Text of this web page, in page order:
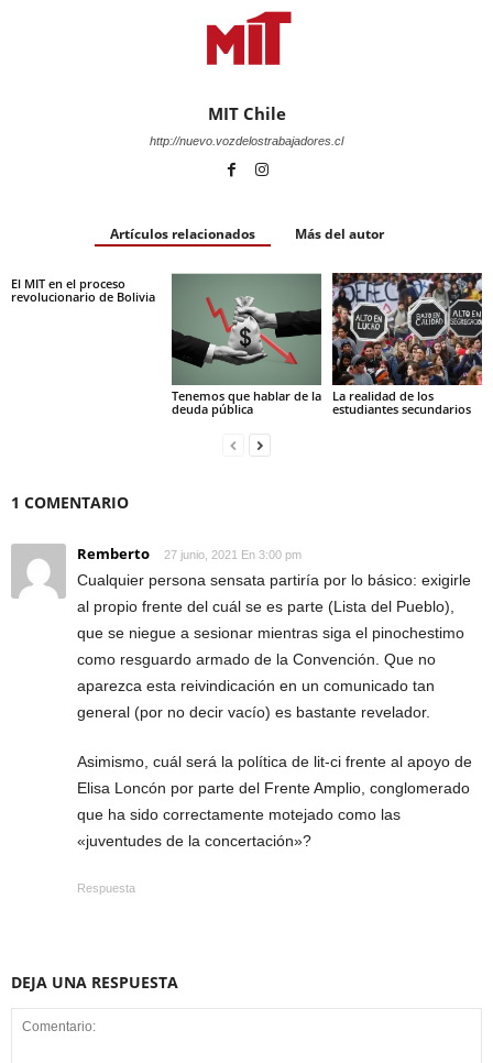
MIT Chile
http://nuevo.vozdelostrabajadores.cl
Artículos relacionados Más del autor
El MIT en el proceso
revolucionario de Bolivia
Tenemos que hablar de la
deuda pública
La realidad de los
estudiantes secundarios
1 COMENTARIO
Remberto 27 junio, 2021 En 3:00 pm
Cualquier persona sensata partiría por lo básico: exigirle
al propio frente del cuál se es parte (Lista del Pueblo),
que se niegue a sesionar mientras siga el pinochestimo
como resguardo armado de la Convención. Que no
aparezca esta reivindicación en un comunicado tan
general (por no decir vacío) es bastante revelador.
Asimismo, cuál será la política de lit-ci frente al apoyo de
Elisa Loncón por parte del Frente Amplio, conglomerado
que ha sido correctamente motejado como las
«juventudes de la concertación»?
Respuesta
DEJA UNA RESPUESTA